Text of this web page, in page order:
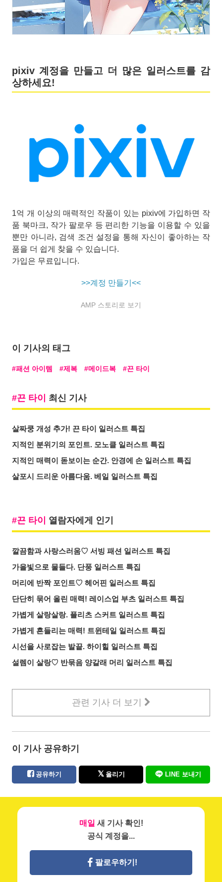
pixiv 계정을 만들고 더 많은 일러스트를 감
상하세요!
1억 개 이상의 매력적인 작품이 있는 pixiv에 가입하면 작
품 북마크, 작가 팔로우 등 편리한 기능을 이용할 수 있을
뿐만 아니라, 검색 조건 설정을 통해 자신이 좋아하는 작
품을 더 쉽게 찾을 수 있습니다.
가입은 무료입니다.
>>계정 만들기<<
AMP 스토리로 보기
이 기사의 태그
패션 아이템 제복 메이드복 끈 타이
끈 타이 최신 기사
살짜쿵 개성 추가! 끈 타이 일러스트 특집
지적인 분위기의 포인트. 모노클 일러스트 특집
지적인 매력이 돋보이는 순간. 안경에 손 일러스트 특집
살포시 드리운 아름다움. 베일 일러스트 특집
끈 타이 열람자에게 인기
깔끔함과 사랑스러움♡ 서빙 패션 일러스트 특집
가을빛으로 물들다. 단풍 일러스트 특집
머리에 반짝 포인트♡ 헤어핀 일러스트 특집
단단히 묶어 올린 매력! 레이스업 부츠 일러스트 특집
가볍게 살랑살랑. 플리츠 스커트 일러스트 특집
가볍게 흔들리는 매력! 트윈테일 일러스트 특집
시선을 사로잡는 발끝. 하이힐 일러스트 특집
설렘이 살랑♡ 반묶음 양갈래 머리 일러스트 특집
관련 기사 더 보기
이 기사 공유하기
공유하기 올리기 LINE 보내기
매일 새 기사 확인!
공식 계정을...
팔로우하기!